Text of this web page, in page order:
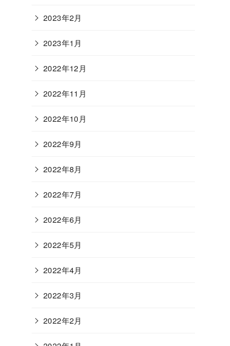
2023年2月
2023年1月
2022年12月
2022年11月
2022年10月
2022年9月
2022年8月
2022年7月
2022年6月
2022年5月
2022年4月
2022年3月
2022年2月